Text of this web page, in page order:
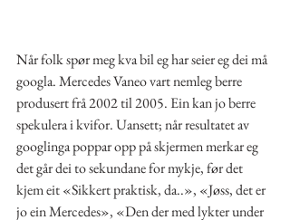
Når folk spør meg kva bil eg har seier eg dei må
googla. Mercedes Vaneo vart nemleg berre
produsert frå 2002 til 2005. Ein kan jo berre
spekulera i kvifor. Uansett; når resultatet av
googlinga poppar opp på skjermen merkar eg
det går dei to sekundane for mykje, før det
kjem eit «Sikkert praktisk, da..», «Jøss, det er
jo ein Mercedes», «Den der med lykter under